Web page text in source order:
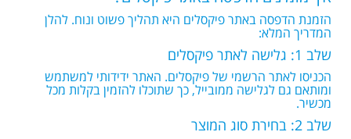
הזמנת הדפסה באתר פיקסלים היא תהליך פשוט ונוח. להלן
המדריך המלא:
שלב 1: גלישה לאתר פיקסלים
הכניסו לאתר הרשמי של פיקסלים. האתר ידידותי למשתמש
ומותאם גם לגלישה ממובייל, כך שתוכלו להזמין בקלות מכל
מכשיר.
שלב 2: בחירת סוג המוצר